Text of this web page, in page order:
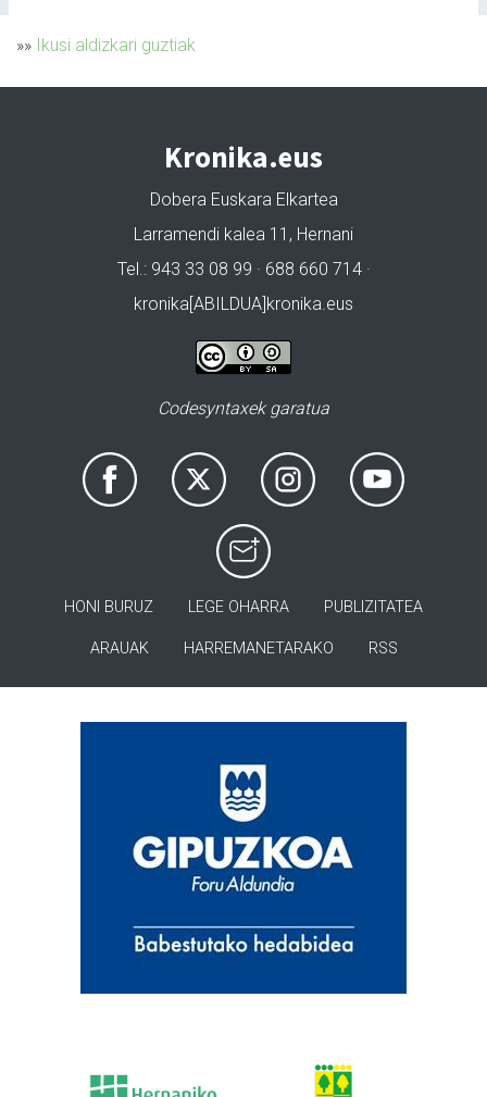
»» Ikusi aldizkari guztiak
Kronika.eus
Dobera Euskara Elkartea
Larramendi kalea 11, Hernani
Tel.: 943 33 08 99 · 688 660 714 ·
kronika[ABILDUA]kronika.eus
Codesyntaxek garatua
HONI BURUZ LEGE OHARRA PUBLIZITATEA
ARAUAK HARREMANETARAKO RSS